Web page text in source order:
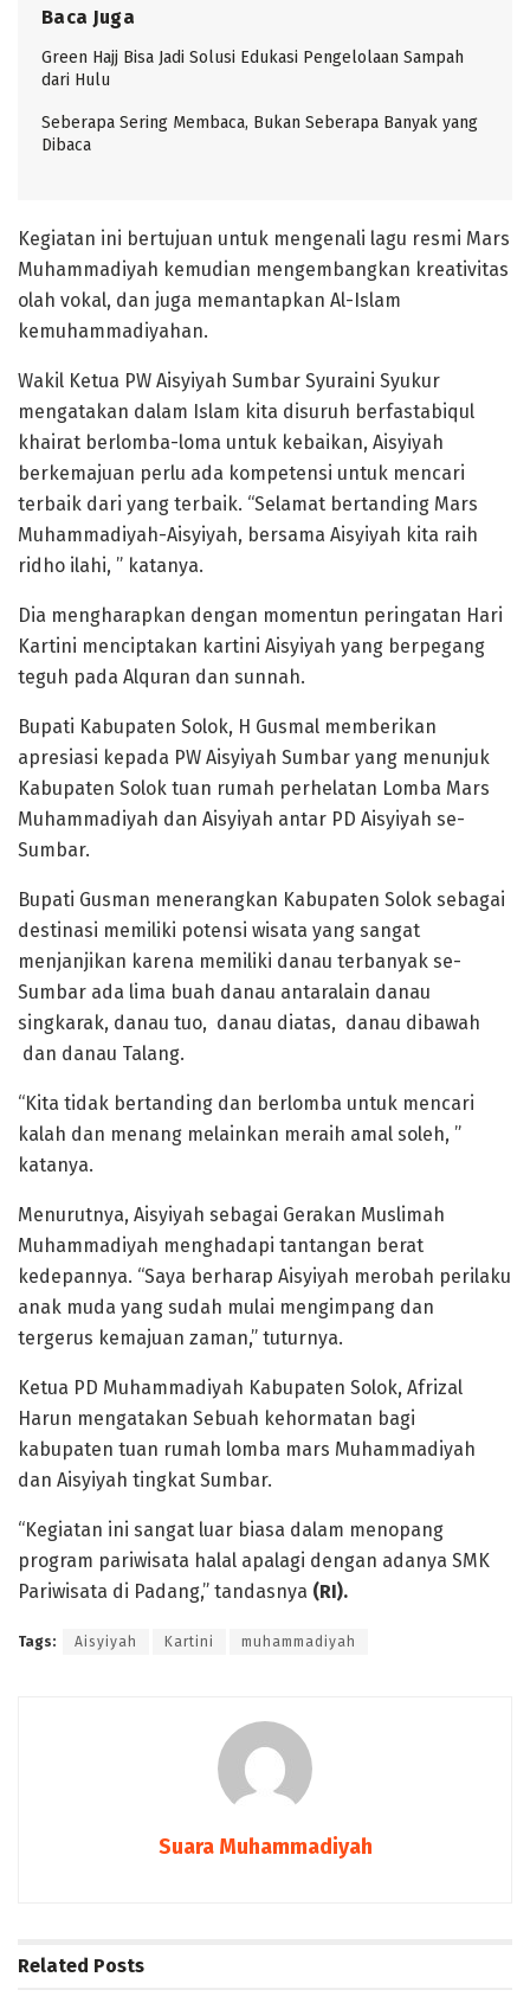
Baca Juga
Green Hajj Bisa Jadi Solusi Edukasi Pengelolaan Sampah
dari Hulu
Seberapa Sering Membaca, Bukan Seberapa Banyak yang
Dibaca
Kegiatan ini bertujuan untuk mengenali lagu resmi Mars
Muhammadiyah kemudian mengembangkan kreativitas
olah vokal, dan juga memantapkan Al-Islam
kemuhammadiyahan.
Wakil Ketua PW Aisyiyah Sumbar Syuraini Syukur
mengatakan dalam Islam kita disuruh berfastabiqul
khairat berlomba-loma untuk kebaikan, Aisyiyah
berkemajuan perlu ada kompetensi untuk mencari
terbaik dari yang terbaik. “Selamat bertanding Mars
Muhammadiyah-Aisyiyah, bersama Aisyiyah kita raih
ridho ilahi, ” katanya.
Dia mengharapkan dengan momentun peringatan Hari
Kartini menciptakan kartini Aisyiyah yang berpegang
teguh pada Alquran dan sunnah.
Bupati Kabupaten Solok, H Gusmal memberikan
apresiasi kepada PW Aisyiyah Sumbar yang menunjuk
Kabupaten Solok tuan rumah perhelatan Lomba Mars
Muhammadiyah dan Aisyiyah antar PD Aisyiyah se-
Sumbar.
Bupati Gusman menerangkan Kabupaten Solok sebagai
destinasi memiliki potensi wisata yang sangat
menjanjikan karena memiliki danau terbanyak se-
Sumbar ada lima buah danau antaralain danau
singkarak, danau tuo, danau diatas, danau dibawah
dan danau Talang.
“Kita tidak bertanding dan berlomba untuk mencari
kalah dan menang melainkan meraih amal soleh, ”
katanya.
Menurutnya, Aisyiyah sebagai Gerakan Muslimah
Muhammadiyah menghadapi tantangan berat
kedepannya. “Saya berharap Aisyiyah merobah perilaku
anak muda yang sudah mulai mengimpang dan
tergerus kemajuan zaman,” tuturnya.
Ketua PD Muhammadiyah Kabupaten Solok, Afrizal
Harun mengatakan Sebuah kehormatan bagi
kabupaten tuan rumah lomba mars Muhammadiyah
dan Aisyiyah tingkat Sumbar.
“Kegiatan ini sangat luar biasa dalam menopang
program pariwisata halal apalagi dengan adanya SMK
Pariwisata di Padang,” tandasnya (RI).
Tags: Aisyiyah Kartini muhammadiyah
Suara Muhammadiyah
Related Posts